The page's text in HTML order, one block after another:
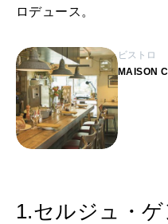
ロデュース。
ビストロ
MAISON
1.セルジュ・